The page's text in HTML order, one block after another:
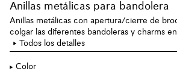
Anillas metálicas para bandolera
Anillas metálicas con apertura/cierre de
colgar las diferentes bandoleras y charms
Todos los detalles
Color